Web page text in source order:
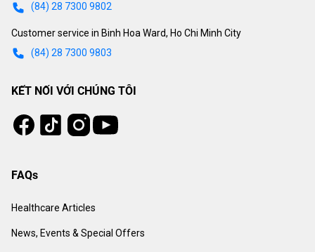
(84) 28 7300 9802
Customer service in Binh Hoa Ward, Ho Chi Minh City
(84) 28 7300 9803
KẾT NỐI VỚI CHÚNG TÔI
Facebook
Tiktok Instagram
Youtube
FAQs
Healthcare Articles
News, Events & Special Offers